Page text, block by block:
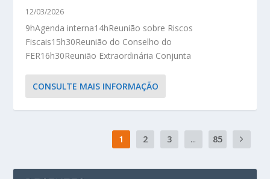
12/03/2026
9hAgenda interna14hReunião sobre Riscos
Fiscais15h30Reunião do Conselho do
FER16h30Reunião Extraordinária Conjunta
CONSULTE MAIS INFORMAÇÃO
1 2 3 ... 85